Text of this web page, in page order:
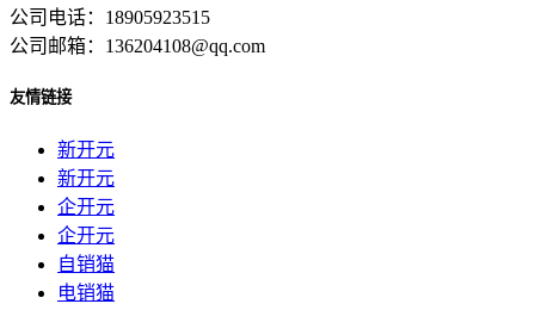
公司电话：18905923515
公司邮箱：136204108@qq.com
友情链接
新开元
新开元
企开元
企开元
自销猫
电销猫